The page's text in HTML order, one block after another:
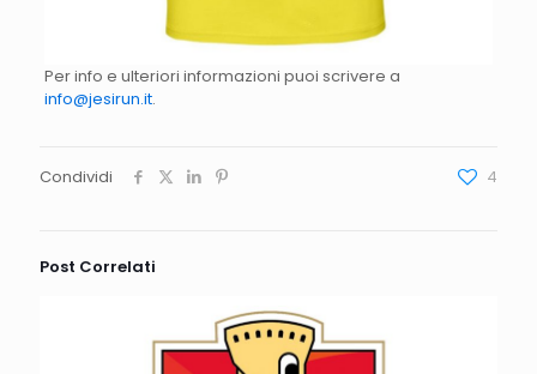
Per info e ulteriori informazioni puoi scrivere a
info@jesirun.it.
Condividi 4
Post Correlati